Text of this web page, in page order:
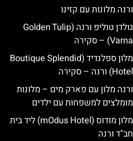
ורנה מלונות עם קזינו
גולדן טוליפ ורנה (Golden Tulip
Varna) – סקירה
מלון ספלנדיד (Boutique Splendid
Hotel) ורנה – סקירה
ורנה מלון עם פארק מים – מלונות
מומלצים למשפחות עם ילדים
מלון מודוס (mOdus Hotel) ליד בית
חב"ד ורנה